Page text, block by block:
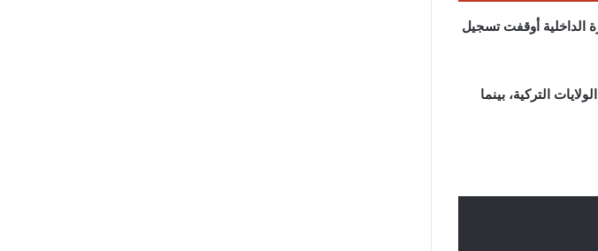
الداخلية أوقفت تسجيل
الولايات التركية، بينما